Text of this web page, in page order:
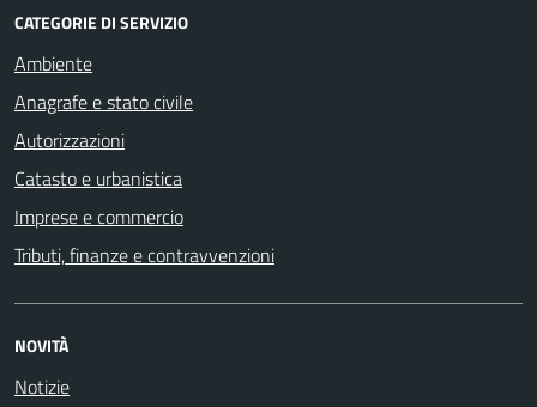
CATEGORIE DI SERVIZIO
Ambiente
Anagrafe e stato civile
Autorizzazioni
Catasto e urbanistica
Imprese e commercio
Tributi, finanze e contravvenzioni
NOVITÀ
Notizie